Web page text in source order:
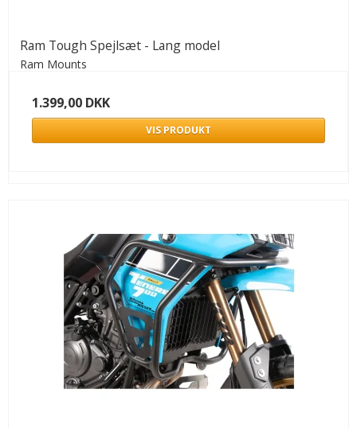
Ram Tough Spejlsæt - Lang model
Ram Mounts
1.399,00 DKK
VIS PRODUKT